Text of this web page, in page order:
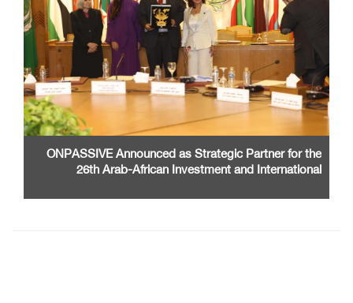
ONPASSIVE Announced as Strategic Partner for the
26th Arab-African Investment and International